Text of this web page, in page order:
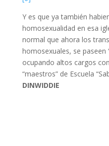
Y es que ya también
homosexualidad en esa
normal que ahora los
homosexuales, se paseen
ocupando altos cargos
“maestros” de Escuela
DINWIDDIE